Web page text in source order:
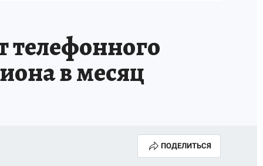
ПОТРЕБИТЕЛЯ
телефонного
в месяц
ПОДЕЛИТЬСЯ